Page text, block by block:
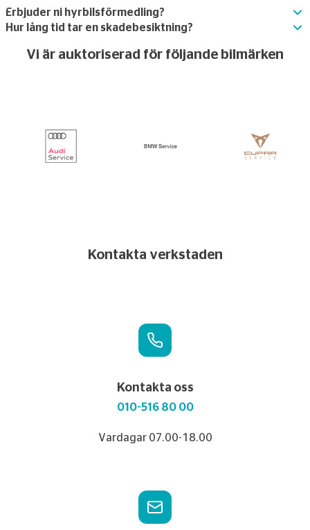
Erbjuder ni hyrbilsförmedling?
Hur lång tid tar en skadebesiktning?
Vi är auktoriserad för följande bilmärken
Kontakta verkstaden
Kontakta oss
010-516 80 00
Vardagar 07.00-18.00